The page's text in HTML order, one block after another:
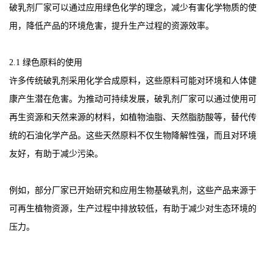
破乳剂厂家可以通过应用绿色化学的理念，减少有害化学物质的使
用，降低产品的环境危害，提升生产过程的资源效率。
2.1 绿色原料的使用
许多传统破乳剂采用化学合成原料，这些原料可能对环境和人体健
康产生潜在危害。为推动可持续发展，破乳剂厂家可以通过使用可
再生资源和天然来源的材料，如植物油脂、天然脂肪酸等，替代传
统的石油化学产品。这些天然原料不仅生物降解性强，而且对环境
友好，有助于减少污染。
例如，部分厂家已开始研究和应用生物基破乳剂，这些产品来源于
可再生植物资源，生产过程中排放较低，有助于减少对生态环境的
压力。